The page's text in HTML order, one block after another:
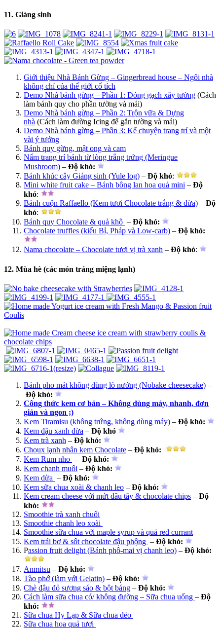
11. Giáng sinh
Giới thiệu Nhà Bánh Gừng – Gingerbread house – Ngôi nhà
không chỉ của thế giới cổ tích
Demo Nhà bánh gừng – Phần 1: Đóng gạch xây tường (Cách
làm bánh quy cho phần tường và mái)
Demo Nhà bánh gừng – Phần 2: Trộn vữa & Dựng
nhà (Cách làm đường Icing để gắn tường và mái)
Demo Nhà bánh gừng – Phần 3: Kể chuyện trang trí và một
vài ý tưởng
Bánh quy gừng, mật ong và cam
Nấm trang trí bánh từ lòng trắng trứng (Meringue
Mushroom) – Độ khó:
Bánh khúc cây Giáng sinh (Yule log) – Độ khó:
Mini white fruit cake – Bánh bông lan hoa quả mini – Độ
khó:
Bánh cuộn Raffaello (Kem tươi Chocolate trắng & dừa) – Độ
khó:
Bánh quy Chocolate & quả khô – Độ khó:
Chocolate truffles (kiểu Bỉ, Pháp và Low-carb) – Độ khó:
Nama chocolate – Chocolate tươi vị trà xanh – Độ khó:
12. Mùa hè (các món tráng miệng lạnh)
Bánh pho mát không dùng lò nướng (Nobake cheesecake) –
Độ khó:
Công thức kem cơ bản – Không dùng máy, nhanh, đơn
giản và ngon ;)
Kem Tiramisu (không trứng, không dùng máy) – Độ khó:
Kem đậu xanh dừa – Độ khó
Kem trà xanh – Độ khó:
Choux lạnh nhân kem Chocolate – Độ khó:
Kem Rum nho – Độ khó:
Kem chanh muối – Độ khó:
Kem dừa – Độ khó:
Kem sữa chua xoài & chanh leo – Độ khó:
Kem cream cheese với mứt dâu tây & chocolate chips – Độ
khó:
Smoothie trà xanh chuối
Smoothie chanh leo xoài
Smoothie sữa chua với maple syrup và quả red currant
Kem trái bơ & sốt chocolate đậu phộng – Độ khó:
Passion fruit delight (Bánh phô-mai vị chanh leo) – Độ khó:
Anmitsu – Độ khó:
Tào phớ (làm với Gelatin) – Độ khó:
Chè đậu đỏ sương sáo & bột báng – Độ khó:
Cách làm sữa chua có/ không đường – Sữa chua uống – Độ
khó:
Sữa chua Hy Lạp & Sữa chua dẻo
Sữa chua hoa quả tươi